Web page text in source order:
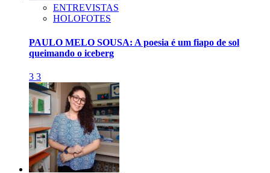
ENTREVISTAS
HOLOFOTES
PAULO MELO SOUSA: A poesia é um fiapo de sol
queimando o iceberg
3 3